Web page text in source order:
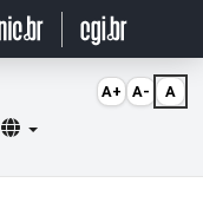
Selecionar idioma
A+ A- A